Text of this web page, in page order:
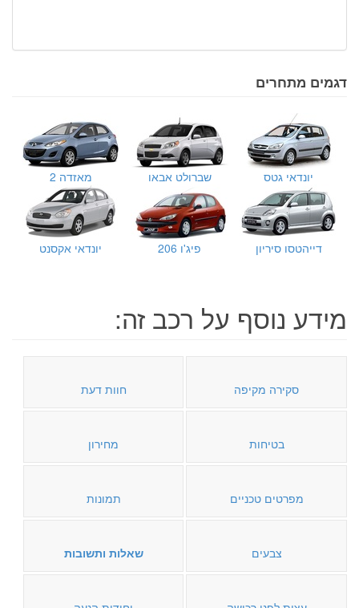
דגמים מתחרים
יונדאי גטס שברולט אבאו מאזדה 2
דייהטסו סיריון פיג'ו 206 יונדאי אקסנט
מידע נוסף על רכב זה:
סקירה מקיפה חוות דעת
בטיחות מחירון
מפרטים טכניים תמונות
צבעים שאלות ותשובות